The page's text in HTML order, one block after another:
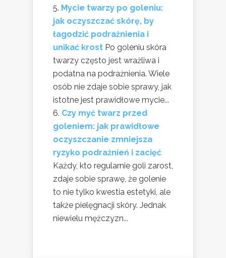
Mycie twarzy po goleniu:
jak oczyszczać skórę, by
łagodzić podrażnienia i
unikać krost Po goleniu skóra
twarzy często jest wrażliwa i
podatna na podrażnienia. Wiele
osób nie zdaje sobie sprawy, jak
istotne jest prawidłowe mycie...
Czy myć twarz przed
goleniem: jak prawidłowe
oczyszczanie zmniejsza
ryzyko podrażnień i zacięć
Każdy, kto regularnie goli zarost,
zdaje sobie sprawę, że golenie
to nie tylko kwestia estetyki, ale
także pielęgnacji skóry. Jednak
niewielu mężczyzn...